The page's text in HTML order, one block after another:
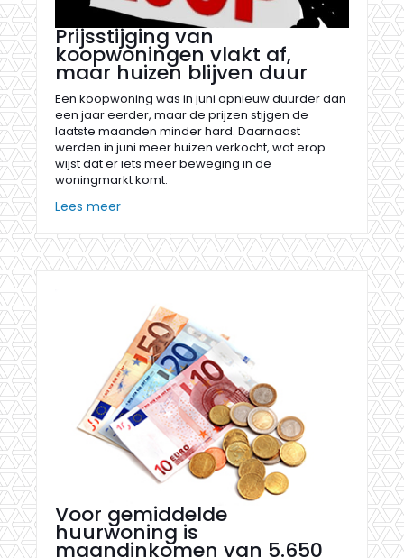
Prijsstijging van
koopwoningen vlakt af,
maar huizen blijven duur
Een koopwoning was in juni opnieuw duurder dan
een jaar eerder, maar de prijzen stijgen de
laatste maanden minder hard. Daarnaast
werden in juni meer huizen verkocht, wat erop
wijst dat er iets meer beweging in de
woningmarkt komt.
Lees meer
Voor gemiddelde
huurwoning is
maandinkomen van 5.650